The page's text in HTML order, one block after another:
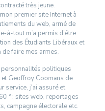
très jeune.
premier site Internet à
du web, armé de
à-tout m’a permis d’être
des Étudiants Libéraux et
de faire mes armes.
personnalités politiques
Geoffroy Coomans de
service, j’ai assuré et
° : sites web, reportages
campagne électorale etc.